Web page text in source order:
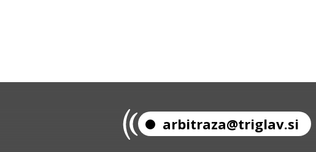
arbitraza@triglav.si